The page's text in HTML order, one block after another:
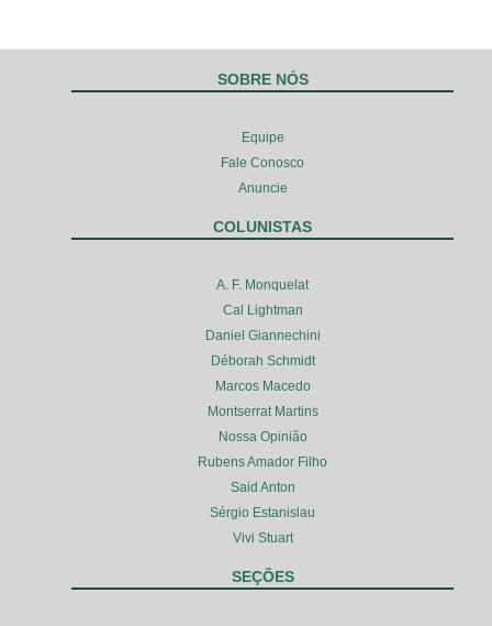
SOBRE NÓS
Equipe
Fale Conosco
Anuncie
COLUNISTAS
A. F. Monquelat
Cal Lightman
Daniel Giannechini
Déborah Schmidt
Marcos Macedo
Montserrat Martins
Nossa Opinião
Rubens Amador Filho
Said Anton
Sérgio Estanislau
Vivi Stuart
SEÇÕES